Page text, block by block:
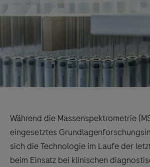
Während die Massenspektrometrie
eingesetztes
sich die Technologie im Laufe der
beim Einsatz bei klinischen